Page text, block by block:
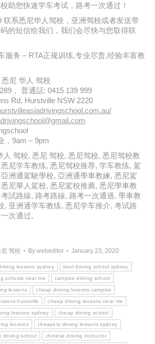
助您快速学车考试，路考一次通过！
联系悉尼华人驾校，亚洲驾校或者发送带
的短信给我们，我们会尽快与您取得联
服务 – RTA正规训练,专业尽责,经验丰富教
尼 华人 驾校
， 普通話: 0415 139 999
Rd, Hurstville NSW 2220
，9am – 9pm
人 驾校, 悉尼 驾校, 悉尼驾校, 悉尼驾校教
尼学车教练, 悉尼驾校推荐, 学车教练, 駕
洲通駕駛學校, 亞洲通學車教練, 悉尼駕
尼華人駕校, 悉尼駕校推薦, 悉尼學車教
試路線, 路考路線, 路考一次通過, 學車教
, 亚洲通学车教练, 悉尼学车推介, 考试路
次通过,
驾校 By webeditor January 23, 2020
lessons sydney best driving school sydney
schools near me campsie driving school
lessons cheap driving lessons campsie
hurstville cheap driving lessons near me
lessons sydney cheap driving school
lessons cheapest driving lessons sydney
driving school chinese driving instructor